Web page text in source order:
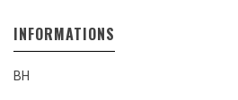
INFORMATIONS
BH